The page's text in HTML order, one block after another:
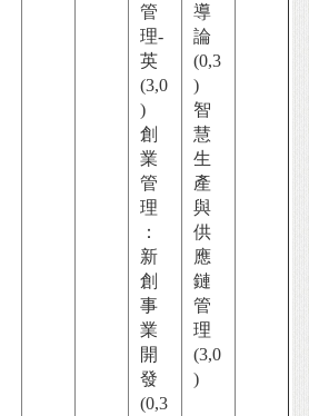
管
理-
英
(3,0
)
創
業
管
理
：
新
創
事
業
開
發
(0,3
導
論
(0,3
)
智
慧
生
產
與
供
應
鏈
管
理
(3,0
)